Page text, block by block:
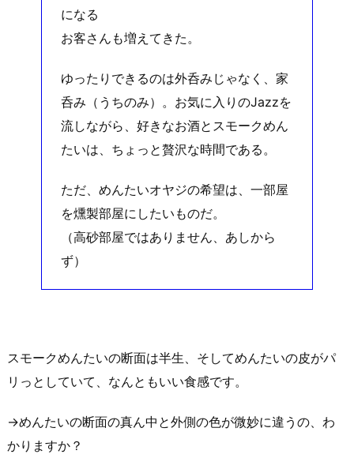
になる
お客さんも増えてきた。
ゆったりできるのは外呑みじゃなく、家
呑み（うちのみ）。お気に入りのJazzを
流しながら、好きなお酒とスモークめん
たいは、ちょっと贅沢な時間である。
ただ、めんたいオヤジの希望は、一部屋
を燻製部屋にしたいものだ。
（高砂部屋ではありません、あしから
ず）
スモークめんたいの断面は半生、そしてめんたいの皮がパ
リっとしていて、なんともいい食感です。
→めんたいの断面の真ん中と外側の色が微妙に違うの、わ
かりますか？